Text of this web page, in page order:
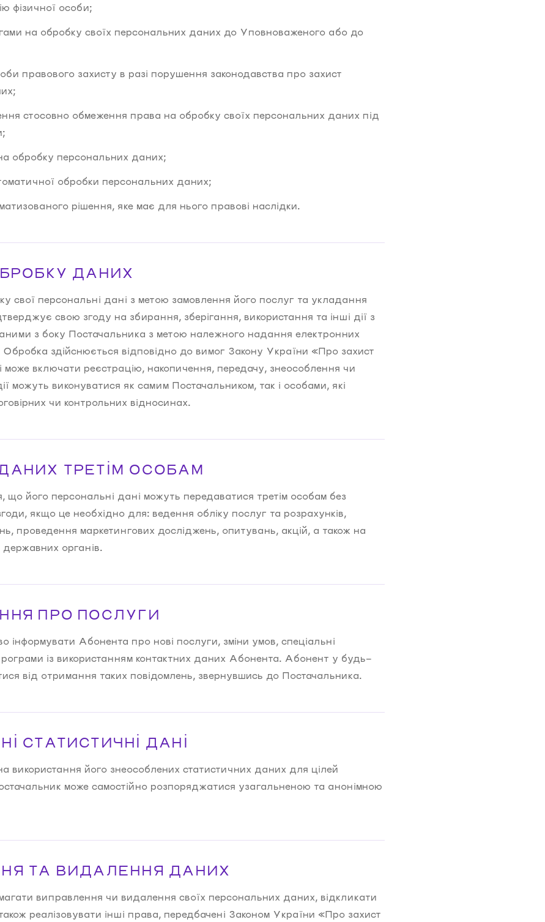
фізичної особи;
на обробку своїх персональних даних до Уповноваженого або до
правового захисту в разі порушення законодавства про захист
стосовно обмеження права на обробку своїх персональних даних під
обробку персональних даних;
обробки персональних даних;
рішення, яке має для нього правові наслідки.
ДАНИХ
свої персональні дані з метою замовлення його послуг та укладання
свою згоду на збирання, зберігання, використання та інші дії з
з боку Постачальника з метою належного надання електронних
Обробка здійснюється відповідно до вимог Закону України «Про захист
включати реєстрацію, накопичення, передачу, знеособлення чи
можуть виконуватися як самим Постачальником, так і особами, які
чи контрольних відносинах.
ТРЕТІМ ОСОБАМ
що його персональні дані можуть передаватися третім особам без
якщо це необхідно для: ведення обліку послуг та розрахунків,
проведення маркетингових досліджень, опитувань, акцій, а також на
органів.
ПРО ПОСЛУГИ
інформувати Абонента про нові послуги, зміни умов, спеціальні
із використанням контактних даних Абонента. Абонент у будь-
від отримання таких повідомлень, звернувшись до Постачальника.
СТАТИСТИЧНІ ДАНІ
використання його знеособлених статистичних даних для цілей
може самостійно розпоряджатися узагальненою та анонімною
ТА ВИДАЛЕННЯ ДАНИХ
виправлення чи видалення своїх персональних даних, відкликати
реалізовувати інші права, передбачені Законом України «Про захист